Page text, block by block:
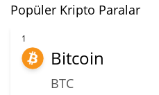
Popüler Kripto Paralar
1
Bitcoin
BTC